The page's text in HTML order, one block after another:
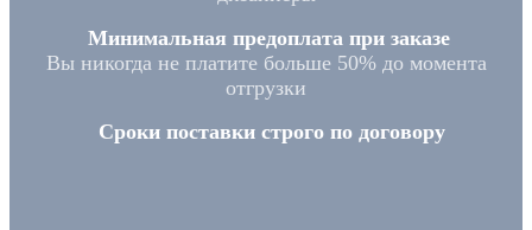
Минимальная предоплата при заказе
Вы никогда не платите больше 50% до момента
отгрузки
Сроки поставки строго по договору